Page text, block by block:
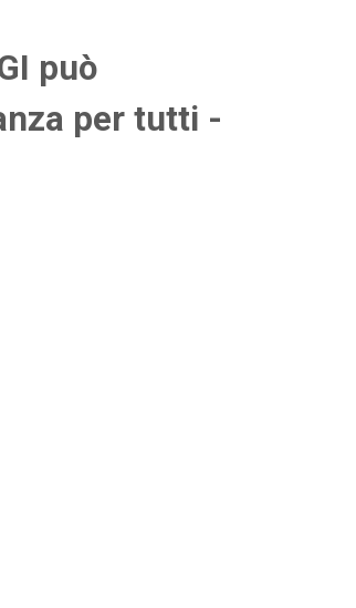
può
per tutti -